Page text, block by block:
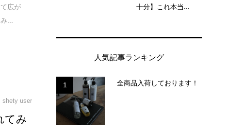
広が
...
shety user
てみ
十分】これ本当...
人気記事ランキング
1 全商品入荷しております！